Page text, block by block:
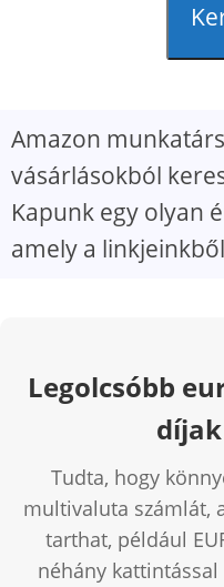
Amazon
vásárlásokból
Kapunk egy olyan
amely a
Legolcsóbb
Tudta, hogy
multivaluta számlát,
tarthat, például
néhány